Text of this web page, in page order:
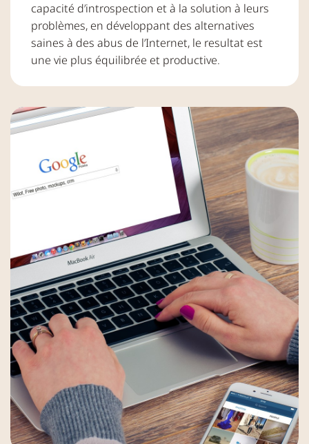
capacité d’introspection et à la solution à leurs
problèmes, en développant des alternatives
saines à des abus de l’Internet, le resultat est
une vie plus équilibrée et productive.